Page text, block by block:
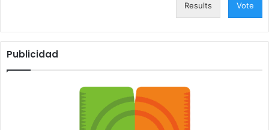
Results Vote
Publicidad